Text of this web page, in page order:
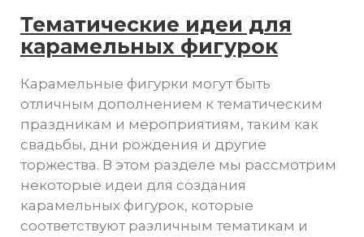
Тематические идеи для
карамельных фигурок
Карамельные фигурки могут быть
отличным дополнением к тематическим
праздникам и мероприятиям, таким как
свадьбы, дни рождения и другие
торжества. В этом разделе мы рассмотрим
некоторые идеи для создания
карамельных фигурок, которые
соответствуют различным тематикам и